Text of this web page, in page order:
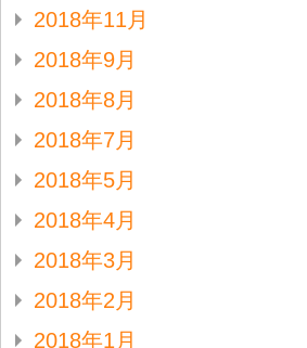
2018年11月
2018年9月
2018年8月
2018年7月
2018年5月
2018年4月
2018年3月
2018年2月
2018年1月